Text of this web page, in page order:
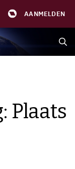
AANMELDEN
Plaats